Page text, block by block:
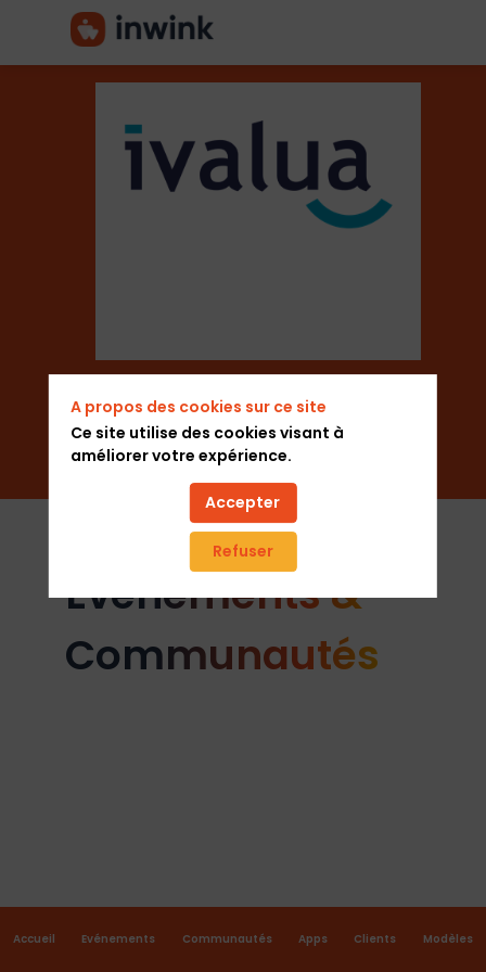
Ivalua
Ajouter aux favoris
Envoyer un message
Événements &
Communautés
Accueil Evénements Communautés Apps Clients Modèles
A propos des cookies sur ce site
Ce site utilise des cookies visant à
améliorer votre expérience.
Accepter
Refuser